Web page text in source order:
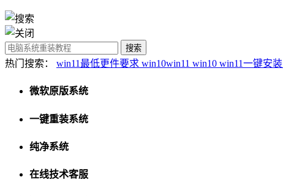
热门搜索： win11最低更件要求 win10win11 win10 win11一键安装
微软原版系统
一键重装系统
纯净系统
在线技术客服